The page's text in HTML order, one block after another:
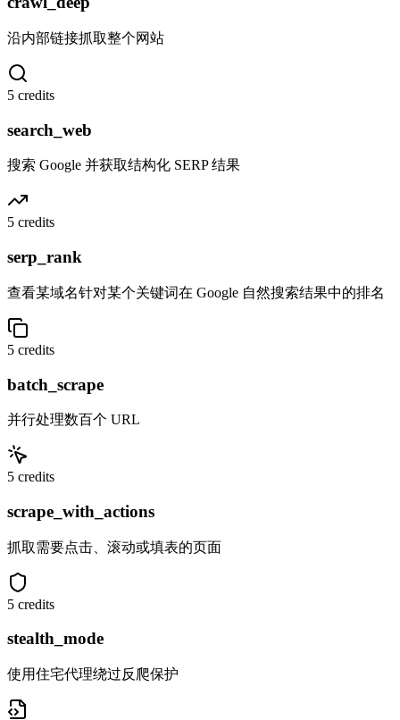
沿内部链接抓取整个网站
5 credits
search_web
搜索 Google 并获取结构化 SERP 结果
5 credits
serp_rank
查看某域名针对某个关键词在 Google 自然搜索结果中的排名
5 credits
batch_scrape
并行处理数百个 URL
5 credits
scrape_with_actions
抓取需要点击、滚动或填表的页面
5 credits
stealth_mode
使用住宅代理绕过反爬保护